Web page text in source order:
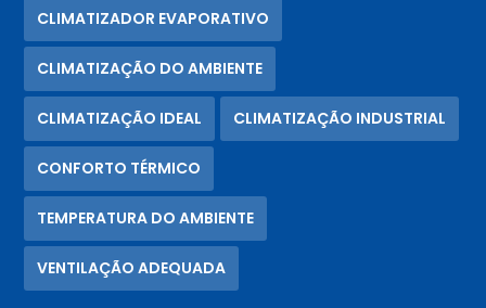
CLIMATIZADOR EVAPORATIVO
CLIMATIZAÇÃO DO AMBIENTE
CLIMATIZAÇÃO IDEAL CLIMATIZAÇÃO INDUSTRIAL
CONFORTO TÉRMICO
TEMPERATURA DO AMBIENTE
VENTILAÇÃO ADEQUADA